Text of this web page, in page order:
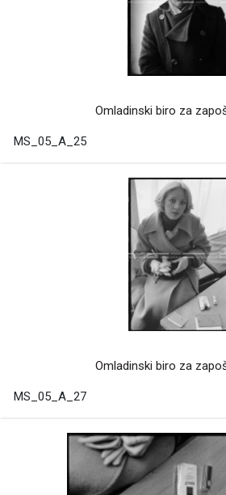
Omladinski biro za
MS_05_A_25
Omladinski biro za
MS_05_A_27